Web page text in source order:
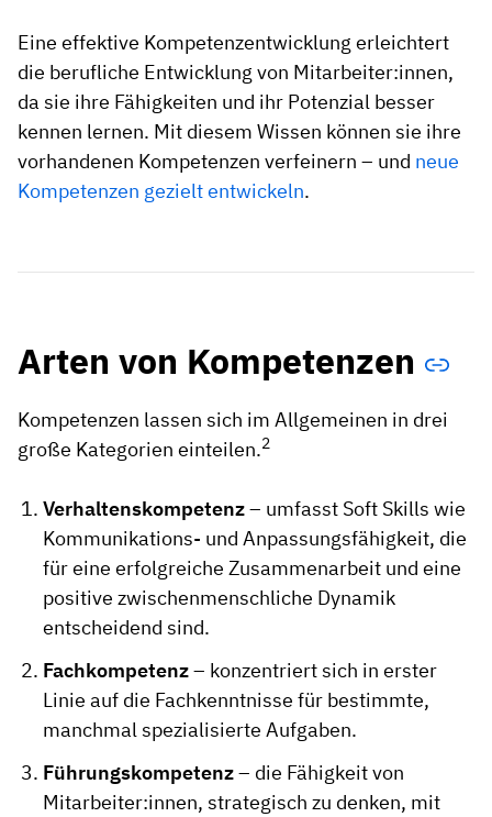
Eine effektive Kompetenzentwicklung erleichtert
die berufliche Entwicklung von Mitarbeiter:innen,
da sie ihre Fähigkeiten und ihr Potenzial besser
kennen lernen. Mit diesem Wissen können sie ihre
vorhandenen Kompetenzen verfeinern – und neue
Kompetenzen gezielt entwickeln.
Arten von Kompetenzen
Kompetenzen lassen sich im Allgemeinen in drei
große Kategorien einteilen.2
Verhaltenskompetenz– umfasst Soft Skills wie
Kommunikations- und Anpassungsfähigkeit, die
für eine erfolgreiche Zusammenarbeit und eine
positive zwischenmenschliche Dynamik
entscheidend sind.
Fachkompetenz– konzentriert sich in erster
Linie auf die Fachkenntnisse für bestimmte,
manchmal spezialisierte Aufgaben.
Führungskompetenz– die Fähigkeit von
Mitarbeiter:innen, strategisch zu denken, mit